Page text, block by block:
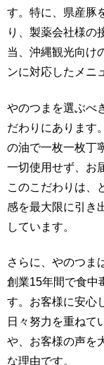
す。特に、県産豚
り、製薬会社様の
当、沖縄観光向け
ンに対応したメニ
やのつまを選ぶべ
だわりにあります
の油で一枚一枚丁
一切使用せず、お
このこだわりは、
感を最大限に引き
しています。
さらに、やのつま
創業15年間で食中
す。お客様に安心
日々努力を重ねて
や、お客様の声を
な理由です。